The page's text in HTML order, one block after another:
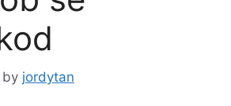
by jordytan